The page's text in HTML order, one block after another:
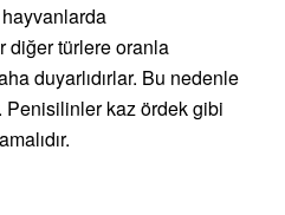
diğer türlere oranla
duyarlıdırlar. Bu nedenle
Penisilinler kaz ördek gibi